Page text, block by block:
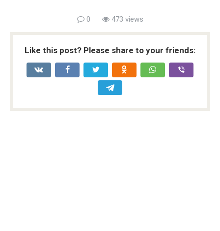
0 473 views
Like this post? Please share to your friends: